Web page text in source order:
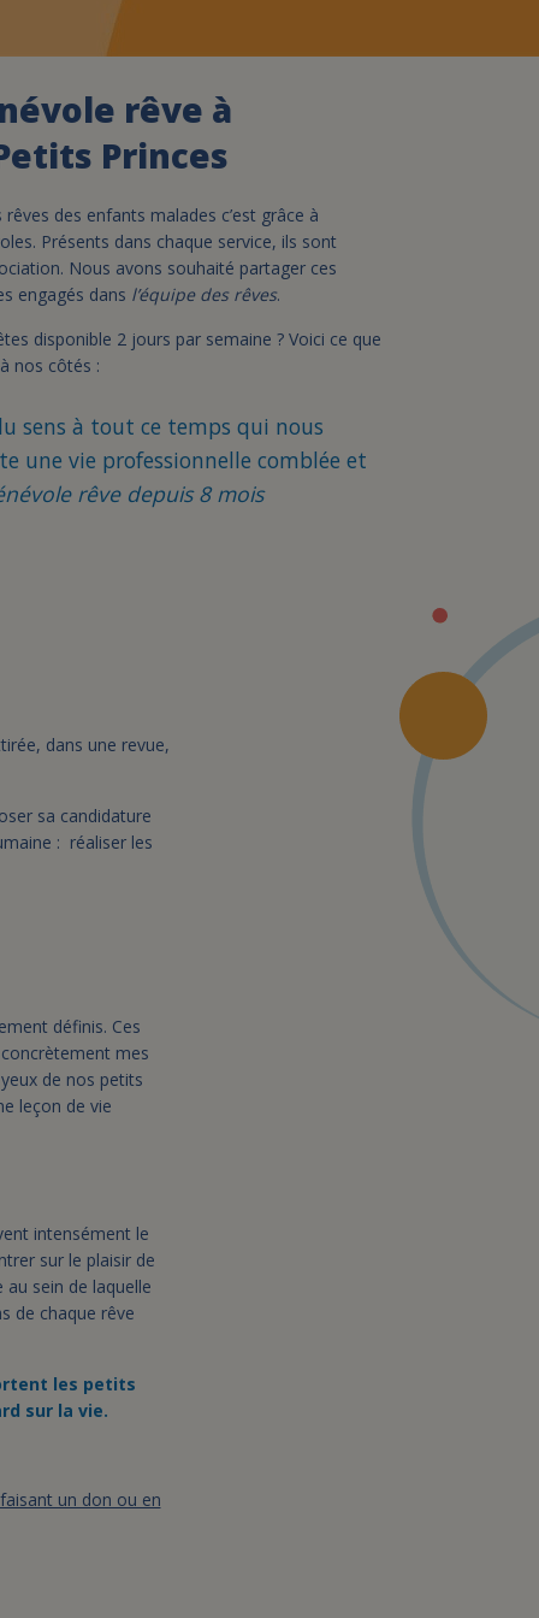
rêve à
Princes
rêves des enfants malades c’est grâce à
Présents dans chaque service, ils sont
Nous avons souhaité partager ces
engagés dans l’équipe des rêves.
disponible 2 jours par semaine ? Voici ce que
nos côtés :
sens à tout ce temps qui nous
une vie professionnelle comblée et
rêve depuis 8 mois
dans une revue,
sa candidature
: réaliser les
définis. Ces
mes
de nos petits
leçon de vie
intensément le
sur le plaisir de
au sein de laquelle
de chaque rêve
les petits
sur la vie.
un don ou en